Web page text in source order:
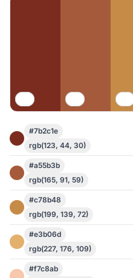
#7b2c1e
rgb(123, 44, 30)
#a55b3b
rgb(165, 91, 59)
#c78b48
rgb(199, 139, 72)
#e3b06d
rgb(227, 176, 109)
#f7c8ab